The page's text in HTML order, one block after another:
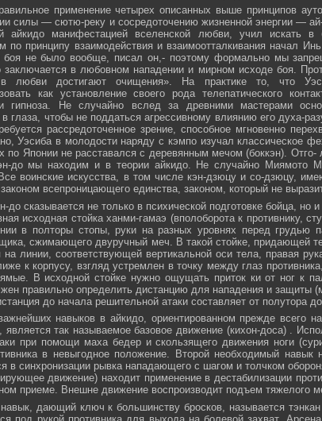
применение четырех описанных выше принципов
силы — сютю-реку и сосредоточению жизненной энергии —
айкидо манифестацией вселенской любви, учил искать
по принципу взаимодействия и взаимоотталкивания начал
боя не было вообще, писал он,- поэтому формально мы
заключается в любовном нападении и мирном исходе боя.
любви достигают очищения». На практике то, что
как установление своего рода телепатического
гипноза. Не случайно вслед за древними мастерами
в глаза, чтобы не поддаться агрессивному влиянию его духа-
рассредоточенное зрение, способное мгновенно
Уэсиба в молодости наряду с кэмпо изучал классическое
по Японии не расставался с деревянным мечом (боккэн). Отго-
до мы находим и в теории айкидо. Не случайно Миямото
воинские искусства, в том числе кэн-дзюцу и со-дзюцу,
всепроницающего единства, законом, который не
до сказывается не только в психической подготовке бойца, но
исходная стойка ханми-гамаэ (вполоборота к противнику,
в полторы стопы, руки на разных уровнях перед грудью
сжимающего двуручный меч. В такой стойке, придающей
на линии, соответствующей вертикальной оси тела, правая
к корпусу, взгляд устремлен в точку между глаз
В исходной стойке нужно ощущать приток ки от ног к
правильно определить дистанцию для нападения и защиты
до начала решительной атаки составляет от полутора
навыков в айкидо, ориентированном прежде всего
является так называемое базовое движение (кихон-доса) .
при помощи маха бедер и скользящего движения ноги
в невыгодное положение. Второй необходимый навык
в синхронизации рывка нападающего с шагом и толчком
движение) находит применение в дестабилизации
приеме. Внешне движение воспроизводит подъем тяжелого
дающий ключ к большинству бросков, называется